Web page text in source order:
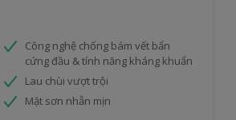
Công nghệ chống bám vết bẩn
cứng đầu & tính năng kháng khuẩn
Lau chùi vượt trội
Mặt sơn nhẵn mịn